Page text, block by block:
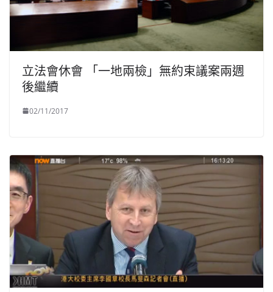
立法會休會 「一地兩檢」無約束議案兩週
後繼續
02/11/2017